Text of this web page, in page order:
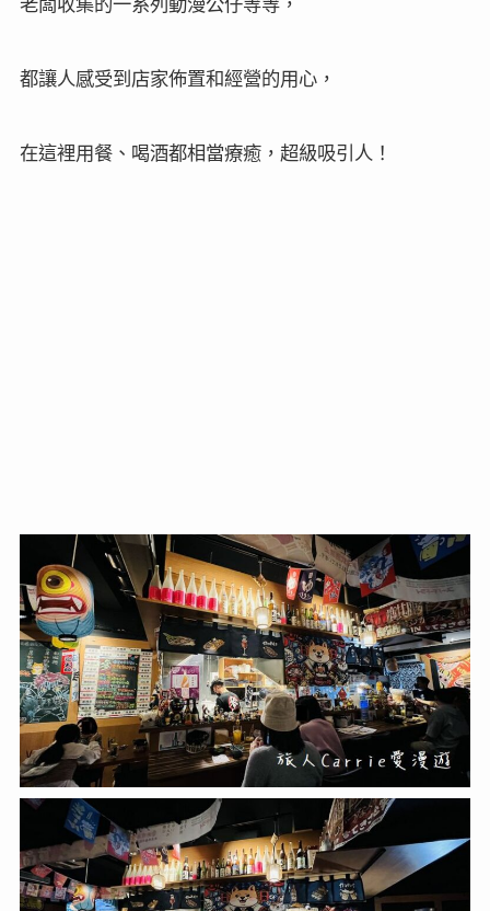
老闆收集的一系列動漫公仔等等，
都讓人感受到店家佈置和經營的用心，
在這裡用餐、喝酒都相當療癒，超級吸引人！